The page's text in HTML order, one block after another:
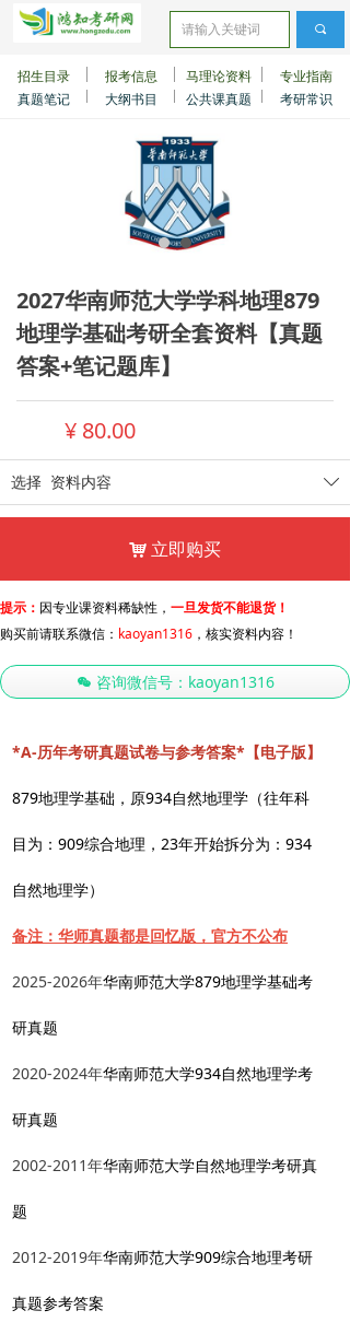
真题笔记 大纲书目 公共课真题 考研常识
招生目录 报考信息 马理论资料 专业指南
끠
2027华南师范大学学科地理879
地理学基础考研全套资料【真题
答案+笔记题库】
ꄳ
选择 资料内容
¥ 80.00
낙 立即购买
*A-历年考研真题试卷与参考答案*【电子版】
879地理学基础，原934自然地理学（往年科
目为：909综合地理，23年开始拆分为：934
自然地理学）
备注：华师真题都是回忆版，官方不公布
2025-2026年华南师范大学879地理学基础考
研真题
2020-2024年华南师范大学934自然地理学考
研真题
2002-2011年华南师范大学自然地理学考研真
题
2012-2019年华南师范大学909综合地理考研
真题参考答案
提示： 因专业课资料稀缺性， 一旦发货不能退货！
购买前请联系微信： kaoyan1316 ，核实资料内容！
너 咨询微信号：kaoyan1316